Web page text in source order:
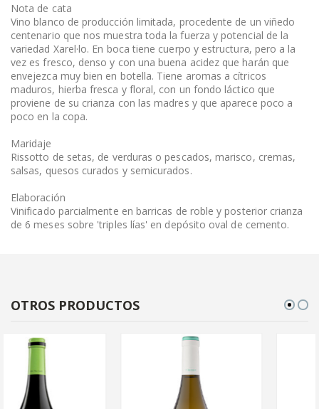
Nota de cata
Vino blanco de producción limitada, procedente de un viñedo
centenario que nos muestra toda la fuerza y potencial de la
variedad Xarel·lo. En boca tiene cuerpo y estructura, pero a la
vez es fresco, denso y con una buena acidez que harán que
envejezca muy bien en botella. Tiene aromas a cítricos
maduros, hierba fresca y floral, con un fondo láctico que
proviene de su crianza con las madres y que aparece poco a
poco en la copa.
Maridaje
Rissotto de setas, de verduras o pescados, marisco, cremas,
salsas, quesos curados y semicurados.
Elaboración
Vinificado parcialmente en barricas de roble y posterior crianza
de 6 meses sobre 'triples lías' en depósito oval de cemento.
OTROS PRODUCTOS